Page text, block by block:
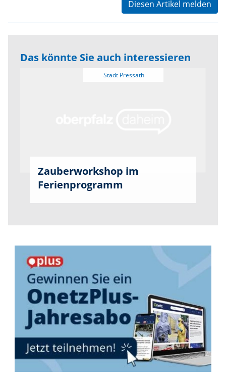
Diesen Artikel melden
Das könnte Sie auch interessieren
Zauberworkshop im
Ferienprogramm